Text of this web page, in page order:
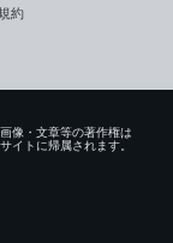
約
像・文章等の著作権は
イトに帰属されます。